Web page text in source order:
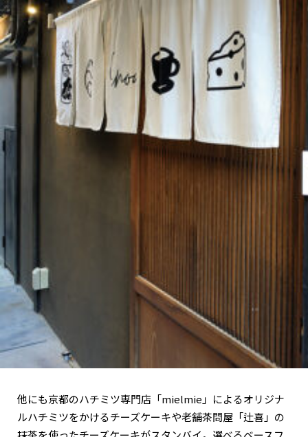
他にも京都のハチミツ専門店「mielmie」によるオリジナ
ルハチミツをかけるチーズケーキや老舗茶問屋「辻喜」の